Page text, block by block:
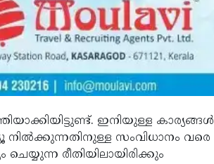
ഇനിയുള്ള കാര്യങ്ങള്‍
നില്‍ക്കുന്നതിനുള്ള സംവിധാനം വരെ
രീതിയിലായിരിക്കും